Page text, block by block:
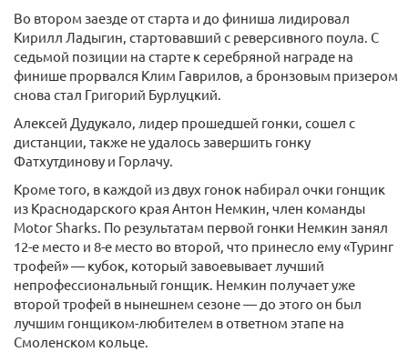
Во втором заезде от старта и до финиша лидировал
Кирилл Ладыгин, стартовавший с реверсивного поула. С
седьмой позиции на старте к серебряной награде на
финише прорвался Клим Гаврилов, а бронзовым призером
снова стал Григорий Бурлуцкий.
Алексей Дудукало, лидер прошедшей гонки, сошел с
дистанции, также не удалось завершить гонку
Фатхутдинову и Горлачу.
Кроме того, в каждой из двух гонок набирал очки гонщик
из Краснодарского края Антон Немкин, член команды
Motor Sharks. По результатам первой гонки Немкин занял
12-е место и 8-е место во второй, что принесло ему «Туринг
трофей» — кубок, который завоевывает лучший
непрофессиональный гонщик. Немкин получает уже
второй трофей в нынешнем сезоне — до этого он был
лучшим гонщиком-любителем в ответном этапе на
Смоленском кольце.